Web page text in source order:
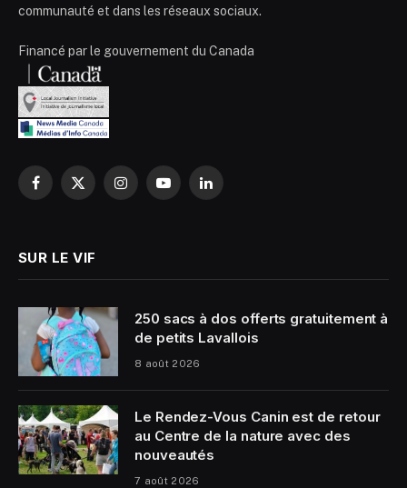
communauté et dans les réseaux sociaux.
Financé par le gouvernement du Canada
Facebook
X
InstagramYouTubeLinkedIn
SUR LE VIF
250 sacs à dos offerts gratuitement à
de petits Lavallois
8 août 2026
Le Rendez-Vous Canin est de retour
au Centre de la nature avec des
nouveautés
7 août 2026